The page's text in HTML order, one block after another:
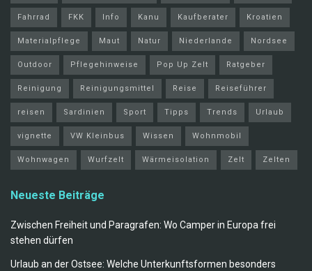
Fahrrad FKK Info Kanu Kaufberater Kroatien
Materialpflege Maut Natur Niederlande Nordsee
Outdoor Pflegehinweise Pop Up Zelt Ratgeber
Reinigung Reinigungsmittel Reise Reiseführer
reisen Sardinien Sport Tipps Trends Urlaub
vignette VW Kleinbus Wissen Wohnmobil
Wohnwagen Wurfzelt Wärmeisolation Zelt Zelten
Neueste Beiträge
Zwischen Freiheit und Paragrafen: Wo Camper in Europa frei
stehen dürfen
Urlaub an der Ostsee: Welche Unterkunftsformen besonders